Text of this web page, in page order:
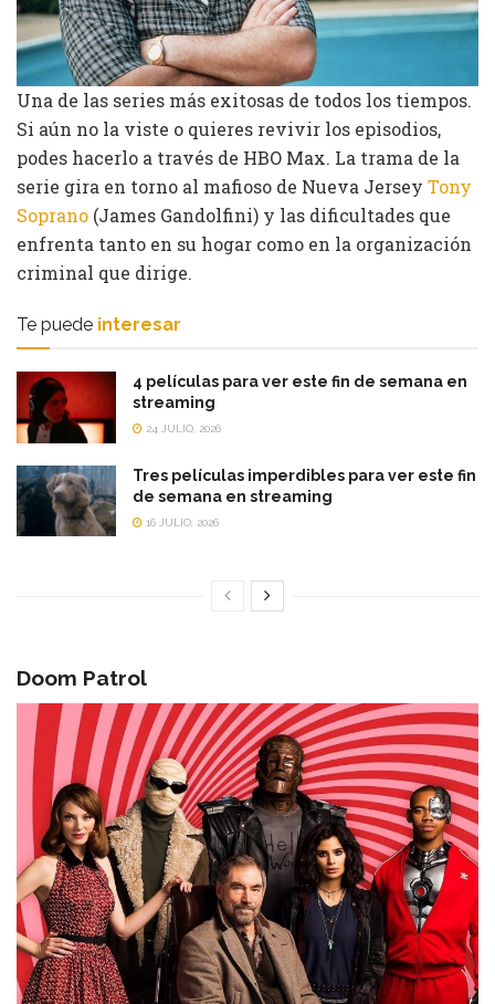
Una de las series más exitosas de todos los tiempos.
Si aún no la viste o quieres revivir los episodios,
podes hacerlo a través de HBO Max. La trama de la
serie gira en torno al mafioso de Nueva Jersey Tony
Soprano (James Gandolfini) y las dificultades que
enfrenta tanto en su hogar como en la organización
criminal que dirige.
Te puede interesar
4 películas para ver este fin de semana en
streaming
24 JULIO, 2026
Tres películas imperdibles para ver este fin
de semana en streaming
16 JULIO, 2026
Doom Patrol